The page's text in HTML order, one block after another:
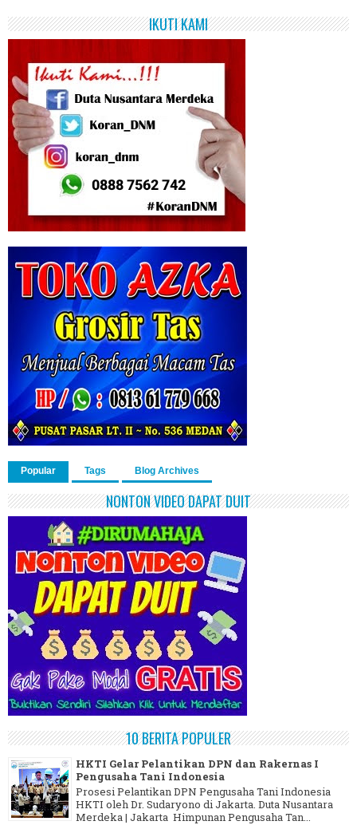
IKUTI KAMI
Popular Tags Blog Archives
NONTON VIDEO DAPAT DUIT
10 BERITA POPULER
HKTI Gelar Pelantikan DPN dan Rakernas I
Pengusaha Tani Indonesia
Prosesi Pelantikan DPN Pengusaha Tani Indonesia
HKTI oleh Dr. Sudaryono di Jakarta. Duta Nusantara
Merdeka | Jakarta Himpunan Pengusaha Tan...